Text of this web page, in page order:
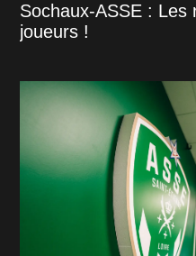
Sochaux-ASSE : Les
joueurs !